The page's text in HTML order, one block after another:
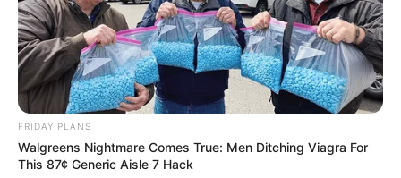
FRIDAY PLANS
Walgreens Nightmare Comes True: Men Ditching Viagra For
This 87¢ Generic Aisle 7 Hack